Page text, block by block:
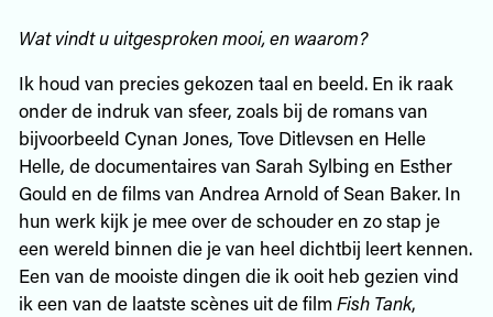
Wat vindt u uitgesproken mooi, en waarom?
Ik houd van precies gekozen taal en beeld. En ik raak
onder de indruk van sfeer, zoals bij de romans van
bijvoorbeeld Cynan ­Jones, Tove Ditlevsen en Helle
Helle, de d­ocumentaires van Sarah Sylbing en ­Esther
Gould en de films van Andrea Arnold of Sean Baker. In
hun werk kijk je mee over de schouder en zo stap je
een wereld binnen die je van heel dichtbij leert kennen.
Een van de mooiste dingen die ik ooit heb gezien vind
ik een van de laatste scènes uit de film Fish Tank,